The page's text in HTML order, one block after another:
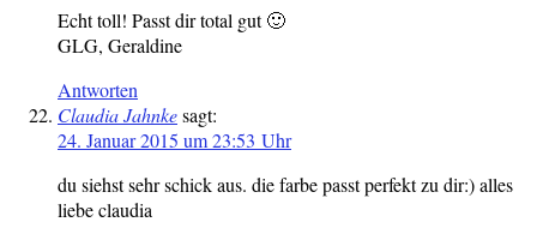
Echt toll! Passt dir total gut 🙂
GLG, Geraldine
Antworten
Claudia Jahnkesagt:
24. Januar 2015 um 23:53 Uhr
du siehst sehr schick aus. die farbe passt perfekt zu dir:) alles
liebe claudia